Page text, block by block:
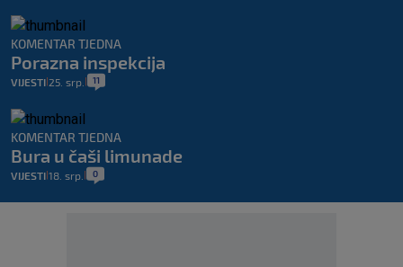
KOMENTAR TJEDNA
Porazna inspekcija
VIJESTI 25. srp. 11
KOMENTAR TJEDNA
Bura u čaši limunade
VIJESTI 18. srp. 0